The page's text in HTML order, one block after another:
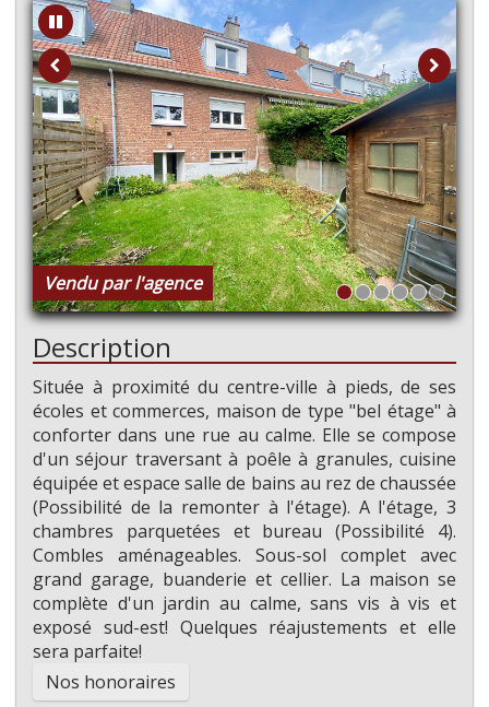
Vendu par l'agence
Description
Située à proximité du centre-ville à pieds, de ses
écoles et commerces, maison de type "bel étage" à
conforter dans une rue au calme. Elle se compose
d'un séjour traversant à poêle à granules, cuisine
équipée et espace salle de bains au rez de chaussée
(Possibilité de la remonter à l'étage). A l'étage, 3
chambres parquetées et bureau (Possibilité 4).
Combles aménageables. Sous-sol complet avec
grand garage, buanderie et cellier. La maison se
complète d'un jardin au calme, sans vis à vis et
exposé sud-est! Quelques réajustements et elle
sera parfaite!
Nos honoraires